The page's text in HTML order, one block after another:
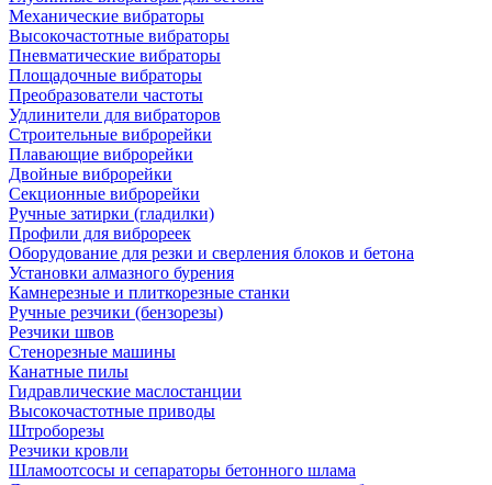
Механические вибраторы
Высокочастотные вибраторы
Пневматические вибраторы
Площадочные вибраторы
Преобразователи частоты
Удлинители для вибраторов
Строительные виброрейки
Плавающие виброрейки
Двойные виброрейки
Секционные виброрейки
Ручные затирки (гладилки)
Профили для виброреек
Оборудование для резки и сверления блоков и бетона
Установки алмазного бурения
Камнерезные и плиткорезные станки
Ручные резчики (бензорезы)
Резчики швов
Стенорезные машины
Канатные пилы
Гидравлические маслостанции
Высокочастотные приводы
Штроборезы
Резчики кровли
Шламоотсосы и сепараторы бетонного шлама